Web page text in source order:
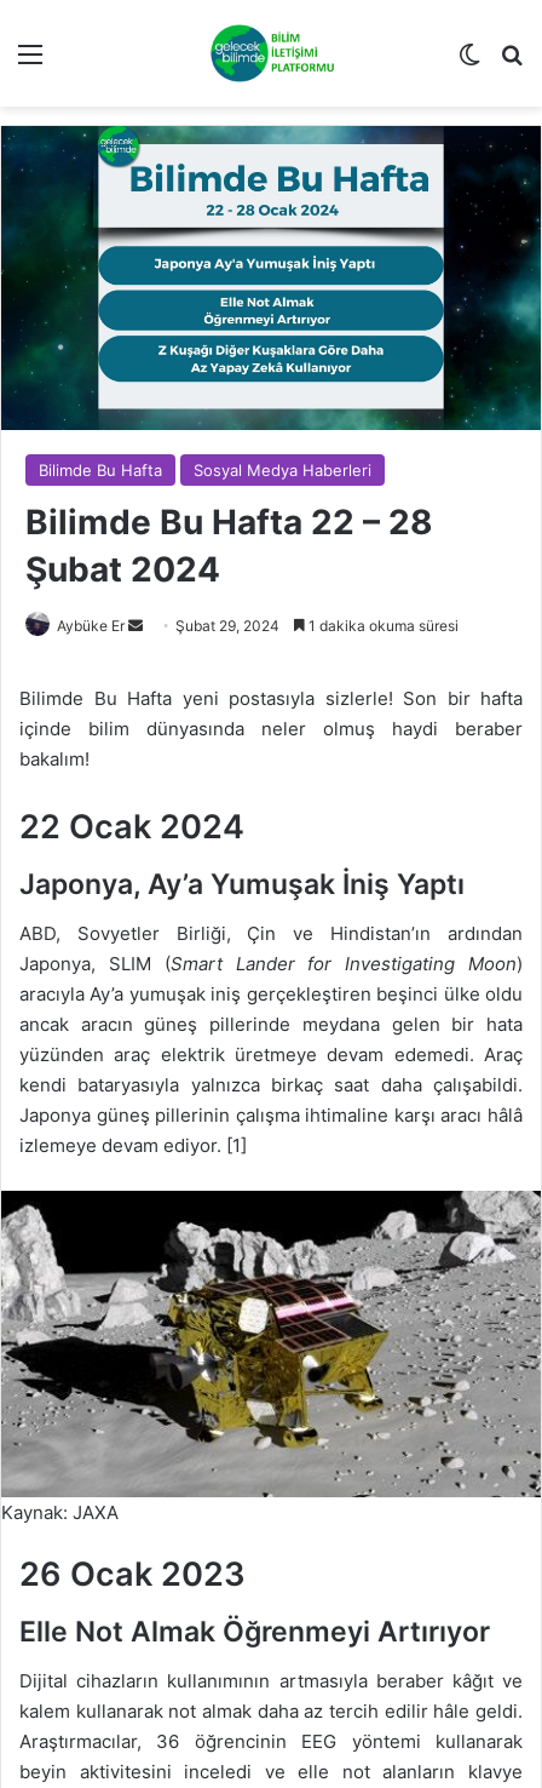
Menü Dış
Bilimde Bu Hafta Sosyal Medya Haberleri
Bilimde Bu Hafta 22 – 28
Şubat 2024
Aybüke Er
Bir
göndermek
Şubat 29, 2024 1 dakika okuma süresi
Bilimde Bu Hafta yeni postasıyla sizlerle! Son bir hafta
içinde bilim dünyasında neler olmuş haydi beraber
bakalım!
22 Ocak 2024
Japonya, Ay’a Yumuşak İniş Yaptı
ABD, Sovyetler Birliği, Çin ve Hindistan’ın ardından
Japonya, SLIM (Smart Lander for Investigating Moon)
aracıyla Ay’a yumuşak iniş gerçekleştiren beşinci ülke oldu
ancak aracın güneş pillerinde meydana gelen bir hata
yüzünden araç elektrik üretmeye devam edemedi. Araç
kendi bataryasıyla yalnızca birkaç saat daha çalışabildi.
Japonya güneş pillerinin çalışma ihtimaline karşı aracı hâlâ
izlemeye devam ediyor. [1]
Kaynak: JAXA
26 Ocak 2023
Elle Not Almak Öğrenmeyi Artırıyor
Dijital cihazların kullanımının artmasıyla beraber kâğıt ve
kalem kullanarak not almak daha az tercih edilir hâle geldi.
Araştırmacılar, 36 öğrencinin EEG yöntemi kullanarak
beyin aktivitesini inceledi ve elle not alanların klavye